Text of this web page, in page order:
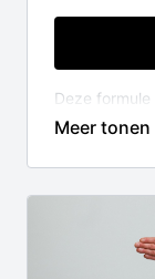
Deze
toegang tot
maand.
kan je